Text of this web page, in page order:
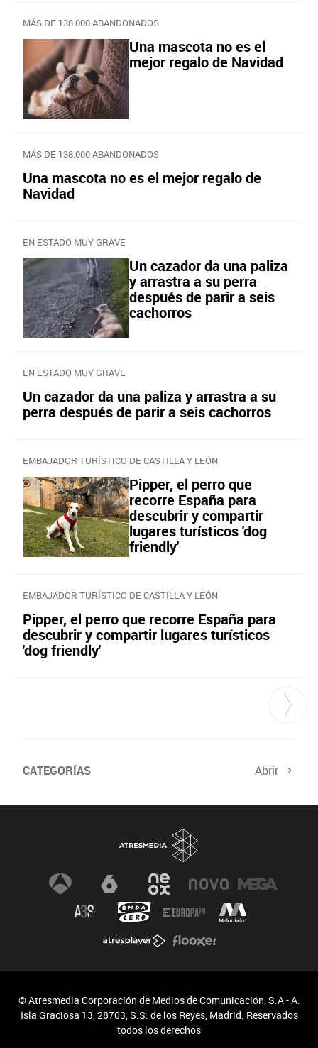
MÁS DE 138.000 ABANDONADOS
Una mascota no es el
mejor regalo de Navidad
MÁS DE 138.000 ABANDONADOS
Una mascota no es el mejor regalo de
Navidad
EN ESTADO MUY GRAVE
Un cazador da una paliza
y arrastra a su perra
después de parir a seis
cachorros
EN ESTADO MUY GRAVE
Un cazador da una paliza y arrastra a su
perra después de parir a seis cachorros
EMBAJADOR TURÍSTICO DE CASTILLA Y LEÓN
Pipper, el perro que
recorre España para
descubrir y compartir
lugares turísticos 'dog
friendly'
EMBAJADOR TURÍSTICO DE CASTILLA Y LEÓN
Pipper, el perro que recorre España para
descubrir y compartir lugares turísticos
'dog friendly'
CATEGORÍAS Abrir
© Atresmedia Corporación de Medios de Comunicación, S.A - A.
Isla Graciosa 13, 28703, S.S. de los Reyes, Madrid. Reservados
todos los derechos